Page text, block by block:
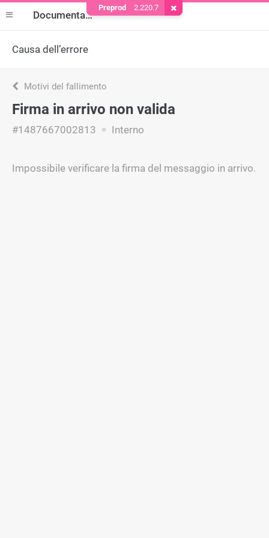
Documentazione
Causa dell’errore
Motivi del fallimento
Firma in arrivo non valida
#1487667002813 Interno
Impossibile verificare la firma del messaggio in arrivo.
Preprod 2.220.7 Rimuovere il cookie